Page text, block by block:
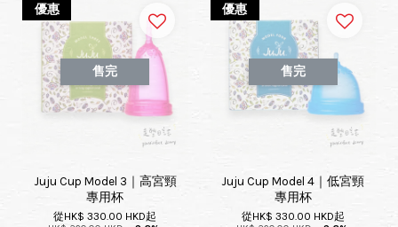
優惠
售完
Juju Cup Model 3｜高宮頸
專用杯
從HK$ 330.00 HKD起
優惠
售完
Juju Cup Model 4｜低宮頸
專用杯
從HK$ 330.00 HKD起